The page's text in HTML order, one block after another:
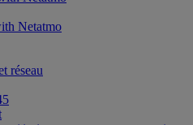
Netatmo
réseau